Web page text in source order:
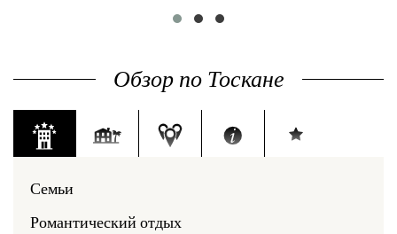
Обзор по Тоскане
Семьи
Романтический отдых